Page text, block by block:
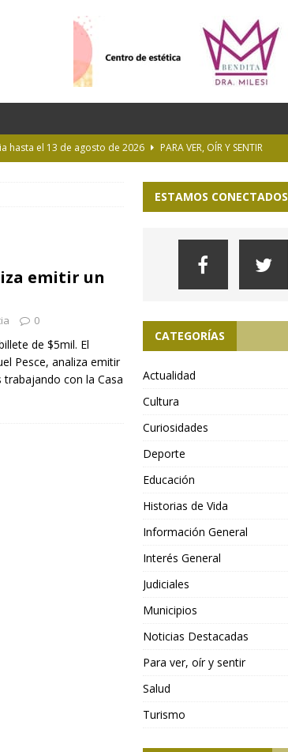
hasta el 13 de agosto de 2026
PARA VER, OÍR Y SENTIR
una tormenta a casi 10 mil metros de altura
MUNICIPIOS
de la UNLP CULTURA
emitir un
0
de $5mil. El
Pesce, analiza emitir
trabajando con la Casa
ESTAMOS CONECTADOS
CATEGORÍAS
Actualidad
Cultura
Curiosidades
Deporte
Educación
Historias de Vida
Información General
Interés General
Judiciales
Municipios
Noticias Destacadas
Para ver, oír y sentir
Salud
Turismo